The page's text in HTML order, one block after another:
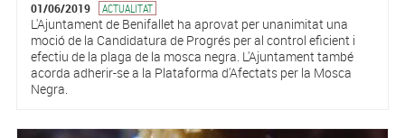
01/06/2019 ACTUALITAT
L'Ajuntament de Benifallet ha aprovat per unanimitat una
moció de la Candidatura de Progrés per al control eficient i
efectiu de la plaga de la mosca negra. L'Ajuntament també
acorda adherir-se a la Plataforma d'Afectats per la Mosca
Negra.